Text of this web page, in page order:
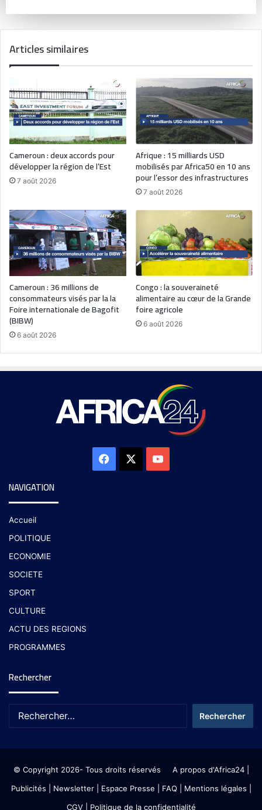
Articles similaires
Cameroun : deux accords pour
développer la région de l’Est
7 août 2026
Afrique : 15 milliards USD
mobilisés par Africa50 en 10 ans
pour l’essor des infrastructures
7 août 2026
Cameroun : 36 millions de
consommateurs visés par la la
Foire internationale de Bagofit
(BIBW)
6 août 2026
Congo : la souveraineté
alimentaire au cœur de la Grande
foire agricole
6 août 2026
NAVIGATION
Accueil
POLITIQUE
ECONOMIE
SOCIETE
SPORT
CULTURE
ACTU DES REGIONS
PROGRAMMES
Rechercher
© Copyright 2026- Tous droits réservés A propos d'Africa24|
Publicités
Newsletter| Espace Presse | FAQ | Mentions légales
CGV| Politique de la confidentialité